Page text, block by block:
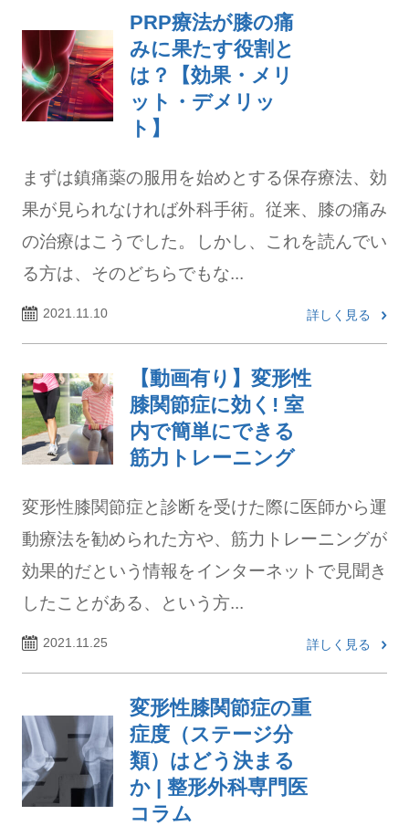
PRP療法が膝の痛
みに果たす役割と
は？【効果・メリ
ット・デメリッ
ト】
まずは鎮痛薬の服用を始めとする保存療法、効
果が見られなければ外科手術。従来、膝の痛み
の治療はこうでした。しかし、これを読んでい
る方は、そのどちらでもな...
2021.11.10 詳しく見る
【動画有り】変形性
膝関節症に効く! 室
内で簡単にできる
筋力トレーニング
変形性膝関節症と診断を受けた際に医師から運
動療法を勧められた方や、筋力トレーニングが
効果的だという情報をインターネットで見聞き
したことがある、という方...
2021.11.25 詳しく見る
変形性膝関節症の重
症度（ステージ分
類）はどう決まる
か | 整形外科専門医
コラム